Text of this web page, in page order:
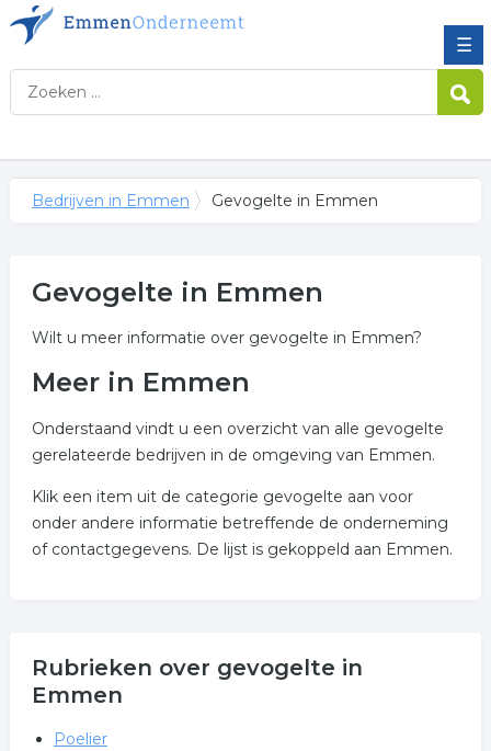
☰
Bedrijven in Emmen Gevogelte in Emmen
Gevogelte in Emmen
Wilt u meer informatie over gevogelte in Emmen?
Meer in Emmen
Onderstaand vindt u een overzicht van alle gevogelte
gerelateerde bedrijven in de omgeving van Emmen.
Klik een item uit de categorie gevogelte aan voor
onder andere informatie betreffende de onderneming
of contactgegevens. De lijst is gekoppeld aan Emmen.
Rubrieken over gevogelte in
Emmen
Poelier